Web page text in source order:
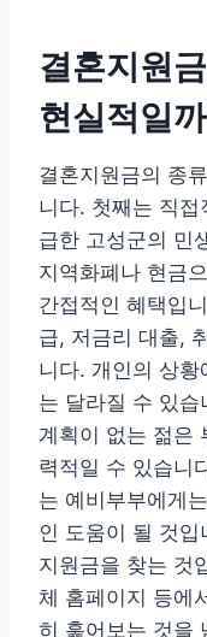
결혼지원
현실적일
결혼지원금의 종
니다. 첫째는 직
급한 고성군의 민
지역화폐나 현금
간접적인 혜택입
급, 저금리 대출,
니다. 개인의 상황
는 달라질 수 있
계획이 없는 젊은
력적일 수 있습니
는 예비부부에게
인 도움이 될 것입
지원금을 찾는 것
체 홈페이지 등에
히 훑어보는 것을